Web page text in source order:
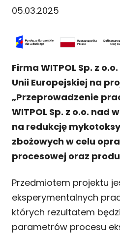
05.03.2025
Firma WITPOL Sp. z
Unii Europejskiej na
„Przeprowadzenie
WITPOL Sp. z o.o. nad
na redukcję
zbożowych w celu
procesowej oraz
Przedmiotem projektu
eksperymentalnych
których rezultatem
parametrów procesu